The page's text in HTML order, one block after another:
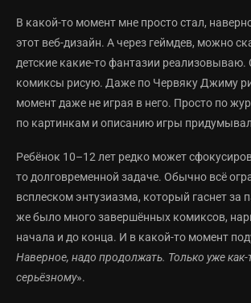
В какой-то момент мне просто стал,
этот веб-дизайн. А через геймдев, можно
детские какие-то фантазии реализовываю.
комиксы рисую. Даже по Червяку Джиму
момент даже не играя в него. Просто по
по картинкам и описанию игры
Ребёнок 10–12 лет редко может
то долговременной задаче. Обычно всё
всплеском энтузиазма, который гаснет за
же было много завершённых комиксов,
начала и до конца. И в какой-то момент
Наверное, надо продолжать. Только уже как-
серьёзному».